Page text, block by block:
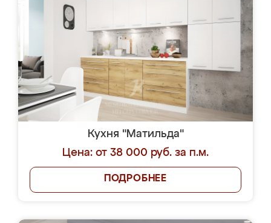
Кухня "Матильда"
Цена: от 38 000 руб. за п.м.
ПОДРОБНЕЕ